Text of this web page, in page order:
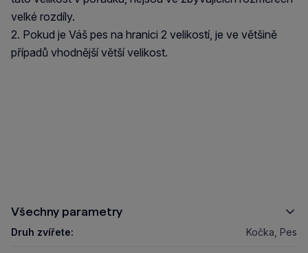
velké rozdíly.
2. Pokud je Váš pes na hranici 2 velikostí, je ve většině
případů vhodnější větší velikost.
Všechny parametry
Druh zvířete: Kočka, Pes